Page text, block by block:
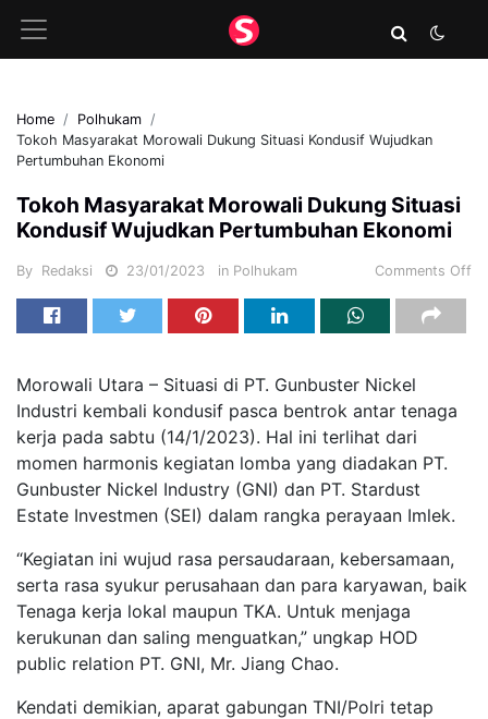
Home
Polhukam
Tokoh Masyarakat Morowali Dukung Situasi Kondusif Wujudkan
Pertumbuhan Ekonomi
Tokoh Masyarakat Morowali Dukung Situasi
Kondusif Wujudkan Pertumbuhan Ekonomi
By Redaksi 23/01/2023 in Polhukam Comments Off
Morowali Utara – Situasi di PT. Gunbuster Nickel
Industri kembali kondusif pasca bentrok antar tenaga
kerja pada sabtu (14/1/2023). Hal ini terlihat dari
momen harmonis kegiatan lomba yang diadakan PT.
Gunbuster Nickel Industry (GNI) dan PT. Stardust
Estate Investmen (SEI) dalam rangka perayaan Imlek.
“Kegiatan ini wujud rasa persaudaraan, kebersamaan,
serta rasa syukur perusahaan dan para karyawan, baik
Tenaga kerja lokal maupun TKA. Untuk menjaga
kerukunan dan saling menguatkan,” ungkap HOD
public relation PT. GNI, Mr. Jiang Chao.
Kendati demikian, aparat gabungan TNI/Polri tetap